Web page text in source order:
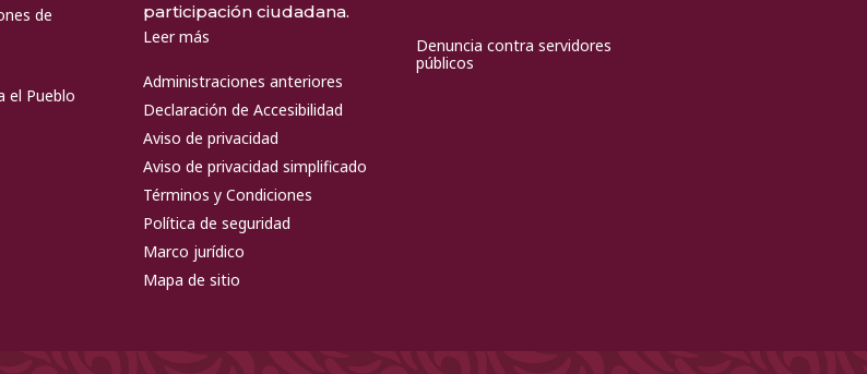
de
el Pueblo
participación ciudadana.
Leer más
Administraciones anteriores
Declaración de Accesibilidad
Aviso de privacidad
Aviso de privacidad simplificado
Términos y Condiciones
Política de seguridad
Marco jurídico
Mapa de sitio
Denuncia contra servidores
públicos